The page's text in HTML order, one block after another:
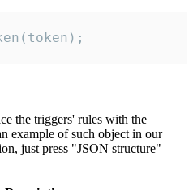
the triggers' rules with the
example of such object in our
just press "JSON structure"